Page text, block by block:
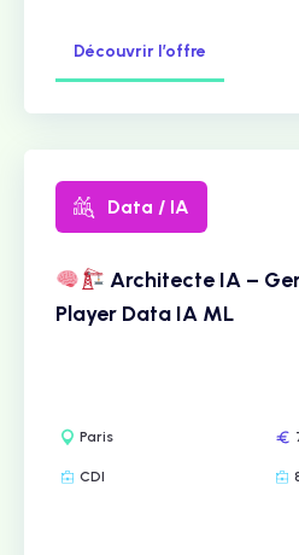
Découvrir l’offre
Data / IA
Architecte IA –
Player Data IA ML
Paris
CDI